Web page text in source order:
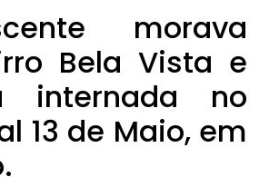
morava
Bela Vista e
internada no
13 de Maio, em